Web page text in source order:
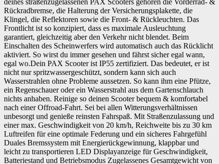
deines straßenzugelassenen PAX Scooters gehören die Vorderrad- &
Rückradbremse, die Halterung der Versicherungsplakette, die
Klingel, die Reflektoren sowie die Front- & Rückleuchten. Das
Frontlicht ist so konzipiert, dass es maximale Ausleuchtung
garantiert, gleichzeitig aber den Verkehr nicht blendet. Beim
Einschalten des Scheinwerfers wird automatisch auch das Rücklicht
aktiviert. So wirst du immer gesehen und fährst sicher egal wann,
egal wo.Dein PAX Scooter ist IP55 zertifiziert. Das bedeutet, er ist
nicht nur spritzwassergeschützt, sondern kann sich auch
Wasserstrahlen ohne Probleme aussetzen. So kann ihm eine Pfütze,
ein Regenschauer oder ein Wasserstrahl aus dem Gartenschlauch
nichts anhaben. Reinige so deinen Scooter bequem & komfortabel
nach einer Offroad-Fahrt. Sei bei allen Witterungsverhältnissen
unbesorgt und genieße reinsten Fahrspaß. Mit Straßenzulassung und
einer max. Geschwindigkeit von 20 km/h, Reichweite bis zu 30 km
Luftreifen für eine optimale Federung und ein sicheres Fahrgefühl
Duales Bremssystem mit Energierückgewinnung, klappbar und
leicht zu transportieren LED Displayanzeige für Geschwindigkeit,
Batteriestand und Betriebsmodus Zugelassenes Gesamtgewicht von